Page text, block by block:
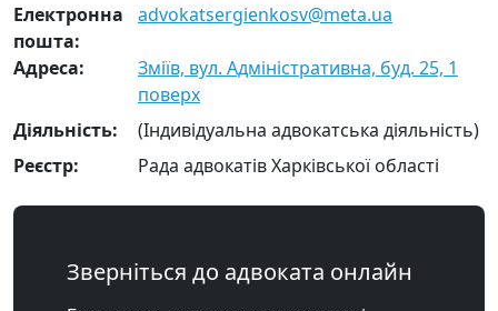
Електронна
пошта:
advokatsergienkosv@meta.ua
Адреса:
Зміїв, вул. Адміністративна, буд. 25, 1
поверх
Діяльність:
(Індивідуальна адвокатська діяльність)
Реєстр:
Рада адвокатів Харківської області
Зверніться до адвоката онлайн